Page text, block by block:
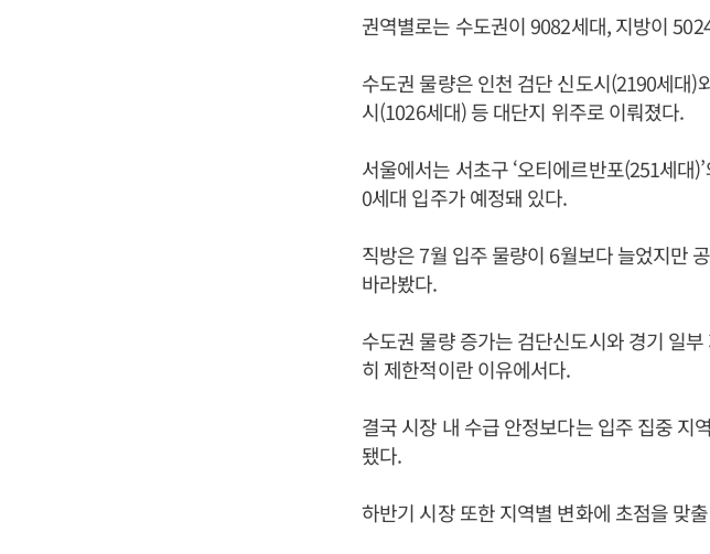
권역별로는 수도권이 9082세대, 지방이
수도권 물량은 인천 검단 신도시(2190세대
시(1026세대) 등 대단지 위주로 이뤄졌다.
서울에서는 서초구 ‘오티에르반포(251세대
0세대 입주가 예정돼 있다.
직방은 7월 입주 물량이 6월보다 늘었지만
바라봤다.
수도권 물량 증가는 검단신도시와 경기 일
히 제한적이란 이유에서다.
결국 시장 내 수급 안정보다는 입주 집중 지
됐다.
하반기 시장 또한 지역별 변화에 초점을 맞